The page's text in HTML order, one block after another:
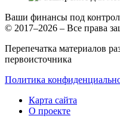
Ваши финансы под
© 2017–2026 – Все права
Перепечатка материалов
первоисточника
Политика
Карта сайта
О проекте